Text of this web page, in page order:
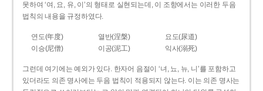
못하여 ‘여, 요, 유, 이’의 형태로 실현되는데, 이 조항에서는 이러한 두음
법칙의 내용을 규정하였다.
연도(年度) 열반(涅槃)
요도(尿道)
이승(尼僧)
이공(泥工) 익사(溺死)
그런데 여기에는 예외가 있다. 한자어 음절이 ‘녀, 뇨, 뉴, 니’를 포함하고
있더라도 의존 명사에는 두음 법칙이 적용되지 않는다. 이는 의존 명사는